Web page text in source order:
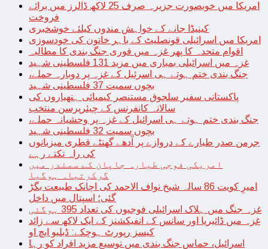
امریکا میں خوبصورت جزیرہ صرف 25 لاکھ ڈالرز میں برائے
فروخت
کینیڈا جانے کے خواہش مندوں کیلئے خوشخبری
امریکا میں اسرائیلی قونصلیٹ کے باہر خاتون کی خودسوزی
اقوام متحدہ کا پھر غزہ میں فوری جنگ بندی کا مطالبہ
غزہ میں اسرائیلی بمباری میں مزید 131 فلسطینی شہید
جنگ بندی ختم ہوتے ہی اسرئیل کے غزہ پر دوبارہ حملے،
بچوں سمیت 37 فلسطینی شہید
پاکستانی سفیر سلجوق مستنصر کیمیائی ہتھیاروں کی
سالانہ کانفرنس کے چیئرپرسن منتخب
جنگ بندی ختم ہوتے ہی اسرائیل کے غزہ پر وحشیانہ حملے،
بچوں سمیت 32 فلسطینی شہید
جرمن صدر طیارے کے دروازے پر آدھے گھنٹے قطری میزبانوں
کی راہ تکتے رہے
امریکی فوجی طیارہ جاپان کے سمندر میں
گرکرتباہ ہوگیا
امیرِ کویت 86 سالہ شیخ نواف الاحمد کی اچانک طبیعت بگڑ
گئی؛ اسپتال میں داخل
غزہ جنگ میں ہلاک اسرائیلی فوجیوں کی تعداد 395 ہوگئی
غزہ میں ڈائیریا اور سانس کے انفیکشنز کے ایک لاکھ سے زائد
کیسز رپورٹ ہوچکے: ڈبلیو ایچ او
اسرائیل، حماس جنگ بندی میں توسیع مزید افراد کو رہا